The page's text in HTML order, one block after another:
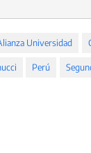
Universidad
Perú